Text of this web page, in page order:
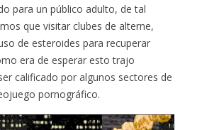
para un público adulto, de tal
que visitar clubes de alterne,
de esteroides para recuperar
era de esperar esto trajo
calificado por algunos sectores de
pornográfico.